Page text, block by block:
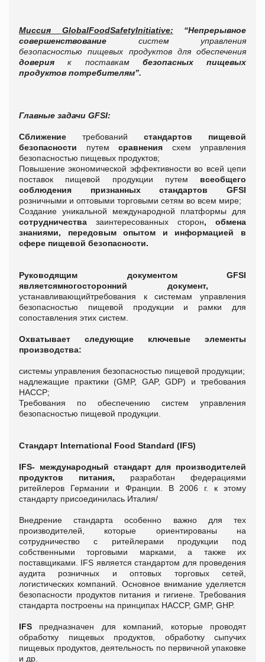
Миссия GlobalFoodSafetyInitiative: “Непрерывное
совершенствование систем управления
безопасностью пищевых продуктов для обеспечения
доверия к поставкам безопасных пищевых
продуктов потребителям”.
Главные задачи GFSI:
Сближение требований стандартов пищевой
безопасности путем сравнения схем управления
безопасностью пищевых продуктов;
Повышение экономической эффективности во всей цепи
поставок пищевой продукции путем всеобщего
соблюдения признанных стандартов GFSI
розничными и оптовыми торговыми сетям во всем мире;
Создание уникальной международной платформы для
сотрудничества заинтересованных сторон, обмена
знаниями, передовым опытом и информацией в
сфере пищевой безопасности.
Руководящим документом GFSI
являетсямногосторонний документ,
устанавливающийтребования к системам управления
безопасностью пищевой продукции и рамки для
сопоставления этих систем.
Охватывает следующие ключевые элементы
производства:
системы управления безопасностью пищевой продукции;
надлежащие практики (GMP, GAP, GDP) и требования
HACCP;
Требования по обеспечению систем управления
безопасностью пищевой продукции.
Стандарт International Food Standard (IFS)
IFS- международный стандарт для производителей
продуктов питания, разработан федерациями
ритейлеров Германии и Франции. В 2006 г. к этому
стандарту присоединилась Италия/
Внедрение стандарта особенно важно для тех
производителей, которые ориентированы на
сотрудничество с ритейлерами продукции под
собственными торговыми марками, а также их
поставщиками. IFS является стандартом для проведения
аудита розничных и оптовых торговых сетей,
логистических компаний. Основное внимание уделяется
безопасности продуктов питания и гигиене. Требования
стандарта построены на принципах HACCP, GMP, GHP.
IFS предназначен для компаний, которые проводят
обработку пищевых продуктов, обработку сыпучих
пищевых продуктов, деятельность по первичной упаковке
и др.